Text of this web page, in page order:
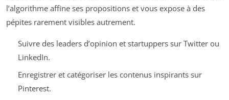
l’algorithme affine ses propositions et vous expose à des
pépites rarement visibles autrement.
Suivre des leaders d’opinion et startuppers sur Twitter ou
LinkedIn.
Enregistrer et catégoriser les contenus inspirants sur
Pinterest.